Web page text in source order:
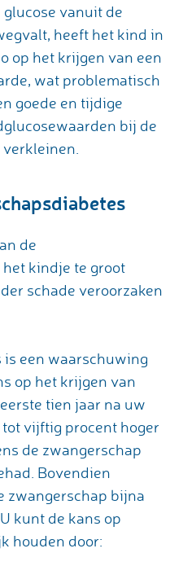
vanuit de
heeft het kind in
op het krijgen van een
wat problematisch
goede en tijdige
bij de
verkleinen.
de
kindje te groot
schade veroorzaken
een waarschuwing
op het krijgen van
tien jaar na uw
vijftig procent hoger
de zwangerschap
Bovendien
zwangerschap bijna
kunt de kans op
houden door: